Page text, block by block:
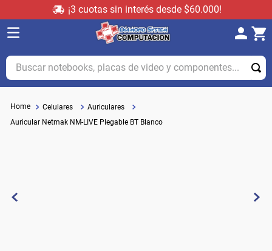
¡3 cuotas sin interés desde $60.000!
Buscar notebooks, placas de video y componentes...
Celulares
Auriculares
Auricular Netmak NM-LIVE Plegable BT Blanco